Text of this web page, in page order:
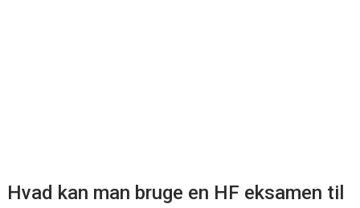
Hvad kan man bruge en HF eksamen til